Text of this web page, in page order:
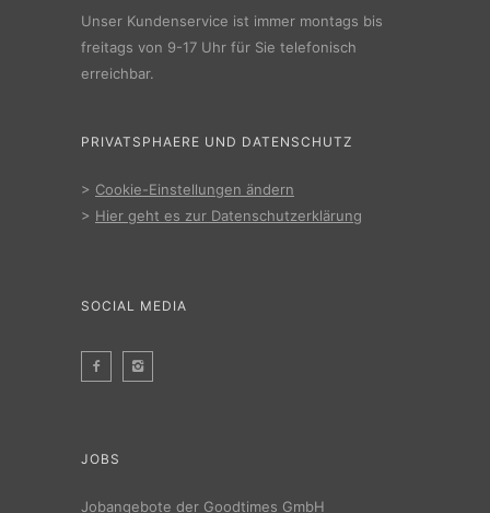
Unser Kundenservice ist immer montags bis
freitags von 9-17 Uhr für Sie telefonisch
erreichbar.
PRIVATSPHAERE UND DATENSCHUTZ
> Cookie-Einstellungen ändern
> Hier geht es zur Datenschutzerklärung
SOCIAL MEDIA
JOBS
Jobangebote der Goodtimes GmbH